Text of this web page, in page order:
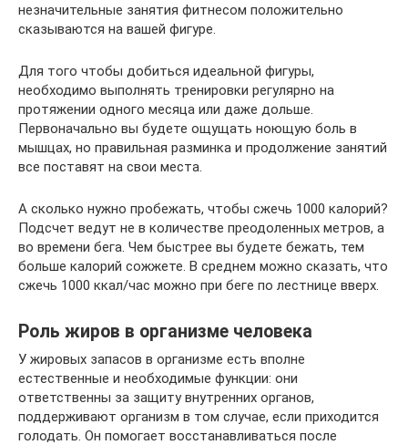
незначительные занятия фитнесом положительно
сказываются на вашей фигуре.
Для того чтобы добиться идеальной фигуры,
необходимо выполнять тренировки регулярно на
протяжении одного месяца или даже дольше.
Первоначально вы будете ощущать ноющую боль в
мышцах, но правильная разминка и продолжение занятий
все поставят на свои места.
А сколько нужно пробежать, чтобы сжечь 1000 калорий?
Подсчет ведут не в количестве преодоленных метров, а
во времени бега. Чем быстрее вы будете бежать, тем
больше калорий сожжете. В среднем можно сказать, что
сжечь 1000 ккал/час можно при беге по лестнице вверх.
Роль жиров в организме человека
У жировых запасов в организме есть вполне
естественные и необходимые функции: они
ответственны за защиту внутренних органов,
поддерживают организм в том случае, если приходится
голодать. Он помогает восстанавливаться после